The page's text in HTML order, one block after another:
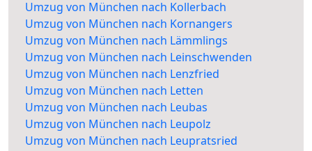
Umzug von München nach Kollerbach
Umzug von München nach Kornangers
Umzug von München nach Lämmlings
Umzug von München nach Leinschwenden
Umzug von München nach Lenzfried
Umzug von München nach Letten
Umzug von München nach Leubas
Umzug von München nach Leupolz
Umzug von München nach Leupratsried